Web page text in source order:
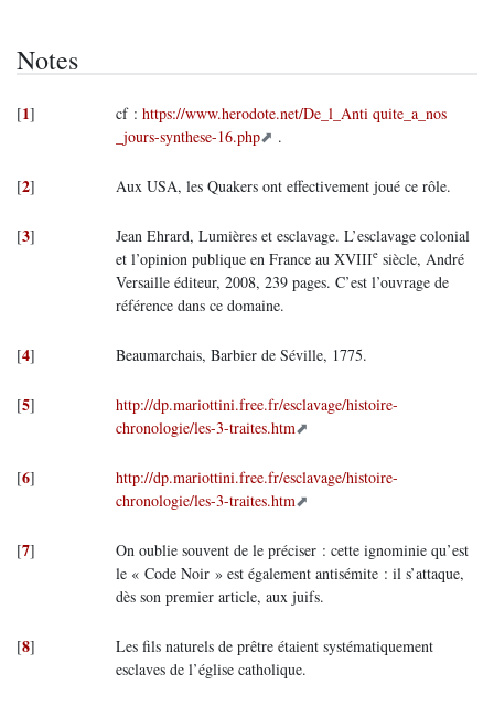
Notes
[1] cf : https://www.herodote.net/De_l_Anti quite_a_nos
_jours-synthese-16.php
.
[2] Aux USA, les Quakers ont effectivement joué ce rôle.
[3]
Jean Ehrard, Lumières et esclavage. L’esclavage colonial
et l’opinion publique en France au XVIIIe siècle, André
Versaille éditeur, 2008, 239 pages. C’est l’ouvrage de
référence dans ce domaine.
[4] Beaumarchais, Barbier de Séville, 1775.
[5]
http://dp.mariottini.free.fr/esclavage/histoire-
chronologie/les-3-traites.htm
[6]
http://dp.mariottini.free.fr/esclavage/histoire-
chronologie/les-3-traites.htm
[7]
On oublie souvent de le préciser : cette ignominie qu’est
le « Code Noir » est également antisémite : il s’attaque,
dès son premier article, aux juifs.
[8]
Les fils naturels de prêtre étaient systématiquement
esclaves de l’église catholique.